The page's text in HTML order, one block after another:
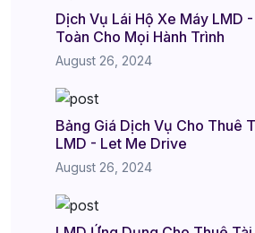
Dịch Vụ Lái Hộ Xe Máy LMD
Toàn Cho Mọi Hành Trình
August 26, 2024
Bảng Giá Dịch Vụ Cho Thuê
LMD - Let Me Drive
August 26, 2024